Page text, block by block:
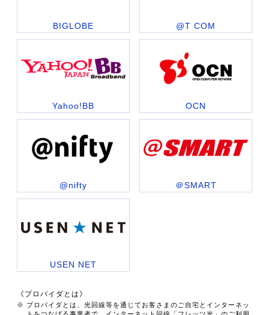
BIGLOBE @T COM
Yahoo!BB OCN
@nifty ＠SMART
USEN NET
《プロバイダとは》
※ プロバイダとは、光回線等を通じてお客さまのご自宅とインターネッ